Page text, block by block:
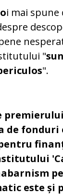
i mai spune
"
".
de fonduri
este și